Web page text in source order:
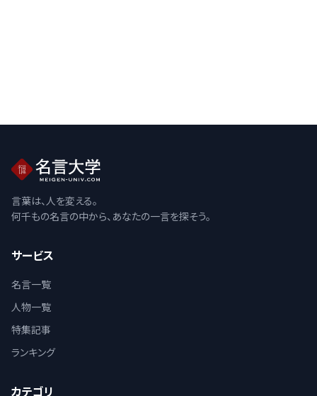
言葉は、人を変える。
何千もの名言の中から、あなたの一言を探そう。
サービス
名言一覧
人物一覧
特集記事
ランキング
カテゴリ